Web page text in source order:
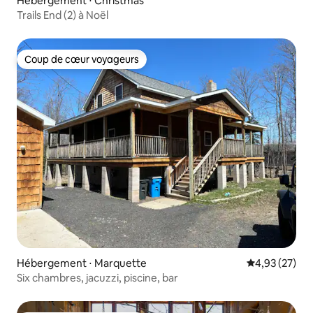
Trails End (2) à Noël
Coup de cœur voyageurs
Coup de cœur voyageurs
Hébergement ⋅ Marquette Évaluation
4,93 (27)
Six chambres, jacuzzi, piscine, bar